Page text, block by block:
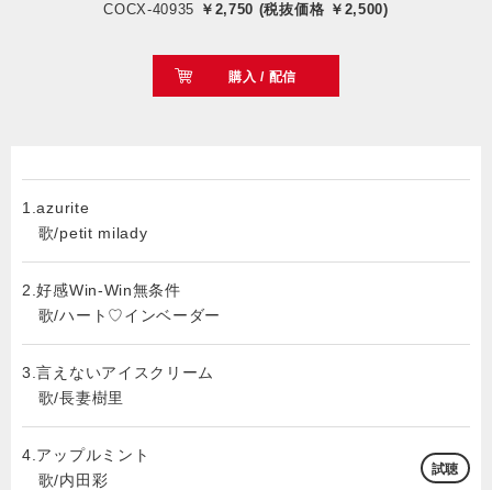
COCX-40935 ￥2,750 (税抜価格 ￥2,500)
購入 / 配信
1.azurite
歌/petit milady
2.好感Win-Win無条件
歌/ハート♡インベーダー
3.言えないアイスクリーム
歌/長妻樹里
4.アップルミント
歌/内田彩
試聴